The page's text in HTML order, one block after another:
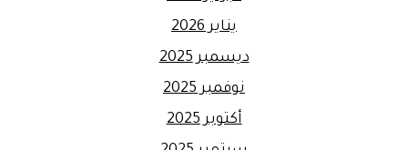
يناير 2026
ديسمبر 2025
نوفمبر 2025
أكتوبر 2025